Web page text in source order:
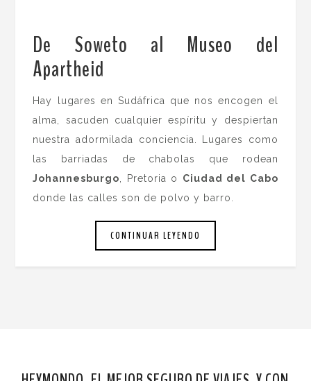
De Soweto al Museo del
Apartheid
Hay lugares en Sudáfrica que nos encogen el
alma, sacuden cualquier espíritu y despiertan
nuestra adormilada conciencia. Lugares como
las barriadas de chabolas que rodean
Johannesburgo , Pretoria o Ciudad del Cabo
donde las calles son de polvo y barro.
CONTINUAR LEYENDO